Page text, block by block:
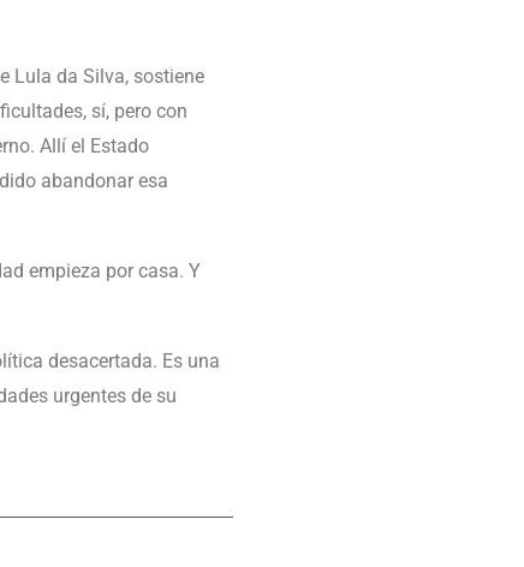
Lula da Silva, sostiene
sí, pero con
Allí el Estado
abandonar esa
empieza por casa. Y
desacertada. Es una
urgentes de su